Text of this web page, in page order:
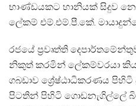
භාණ්ඩයකට හානියක් සිදුව
ලේකම් එම්.එම්.පී.කේ.
රජයේ ප්‍රවෘත්ති
නිකුත් කරමින් ලේකම්වරයා
ගබඩාව ශ්‍රේෂ්ඨාධිකරණය
පිටතින් පිහිටි ගොඩනැගිල්ලේ